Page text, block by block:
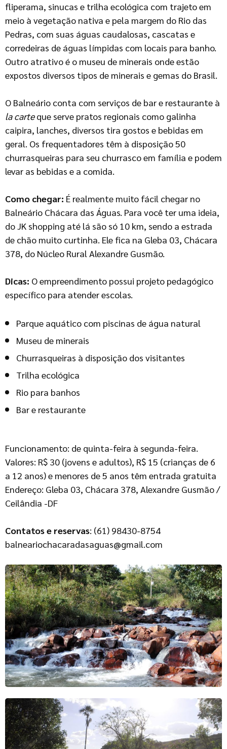
fliperama, sinucas e trilha ecológica com trajeto em
meio à vegetação nativa e pela margem do Rio das
Pedras, com suas águas caudalosas, cascatas e
corredeiras de águas límpidas com locais para banho.
Outro atrativo é o museu de minerais onde estão
expostos diversos tipos de minerais e gemas do Brasil.
O Balneário conta com serviços de bar e restaurante à
la carteque serve pratos regionais como galinha
caipira, lanches, diversos tira gostos e bebidas em
geral. Os frequentadores têm à disposição 50
churrasqueiras para seu churrasco em família e podem
levar as bebidas e a comida.
Como chegar: É realmente muito fácil chegar no
Balneário Chácara das Águas. Para você ter uma ideia,
do JK shopping até lá são só 10 km, sendo a estrada
de chão muito curtinha. Ele fica na Gleba 03, Chácara
378, do Núcleo Rural Alexandre Gusmão.
Dicas: O empreendimento possui projeto pedagógico
específico para atender escolas.
Parque aquático com piscinas de água natural
Museu de minerais
Churrasqueiras à disposição dos visitantes
Trilha ecológica
Rio para banhos
Bar e restaurante
Funcionamento: de quinta-feira à segunda-feira.
Valores: R$ 30 (jovens e adultos), R$ 15 (crianças de 6
a 12 anos) e menores de 5 anos têm entrada gratuita
Endereço: Gleba 03, Chácara 378, Alexandre Gusmão /
Ceilândia -DF
Contatos e reservas: (61) 98430-8754
balneariochacaradasaguas@gmail.com